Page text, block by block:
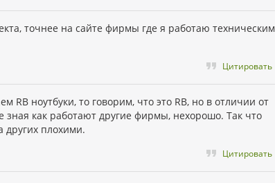
точнее на сайте фирмы где я работаю техническим
Цитировать
ноутбуки, то говорим, что это RB, но в отличии от
зная как работают другие фирмы, нехорошо. Так что
других плохими.
Цитировать